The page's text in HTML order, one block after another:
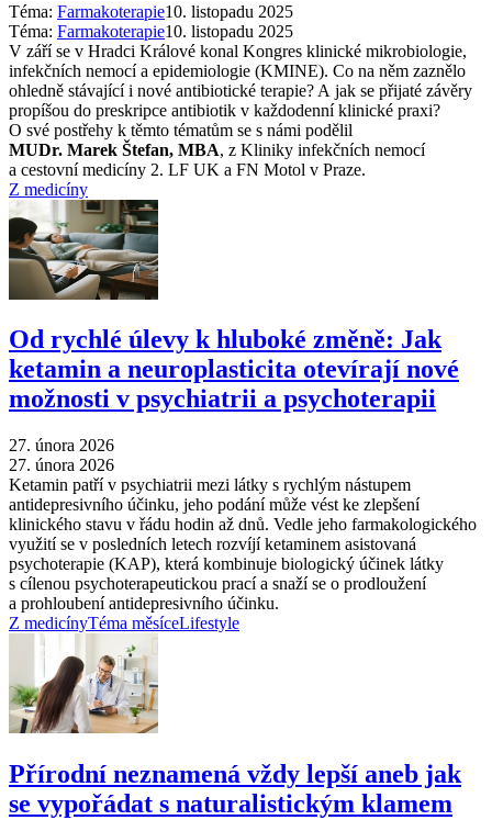
Téma: Farmakoterapie10. listopadu 2025
Téma: Farmakoterapie10. listopadu 2025
V září se v Hradci Králové konal Kongres klinické mikrobiologie,
infekčních nemocí a epidemiologie (KMINE). Co na něm zaznělo
ohledně stávající i nové antibiotické terapie? A jak se přijaté závěry
propíšou do preskripce antibiotik v každodenní klinické praxi?
O své postřehy k těmto tématům se s námi podělil
MUDr. Marek Štefan, MBA, z Kliniky infekčních nemocí
a cestovní medicíny 2. LF UK a FN Motol v Praze.
Z medicíny
Od rychlé úlevy k hluboké změně: Jak
ketamin a neuroplasticita otevírají nové
možnosti v psychiatrii a psychoterapii
27. února 2026
27. února 2026
Ketamin patří v psychiatrii mezi látky s rychlým nástupem
antidepresivního účinku, jeho podání může vést ke zlepšení
klinického stavu v řádu hodin až dnů. Vedle jeho farmakologického
využití se v posledních letech rozvíjí ketaminem asistovaná
psychoterapie (KAP), která kombinuje biologický účinek látky
s cílenou psychoterapeutickou prací a snaží se o prodloužení
a prohloubení antidepresivního účinku.
Z medicínyTéma měsíceLifestyle
Přírodní neznamená vždy lepší aneb jak
se vypořádat s naturalistickým klamem